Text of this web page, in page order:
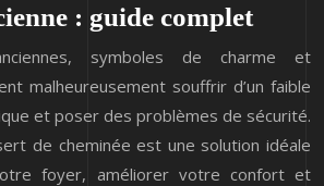
: guide complet
symboles de charme et
malheureusement souffrir d’un faible
et poser des problèmes de sécurité.
de cheminée est une solution idéale
foyer, améliorer votre confort et